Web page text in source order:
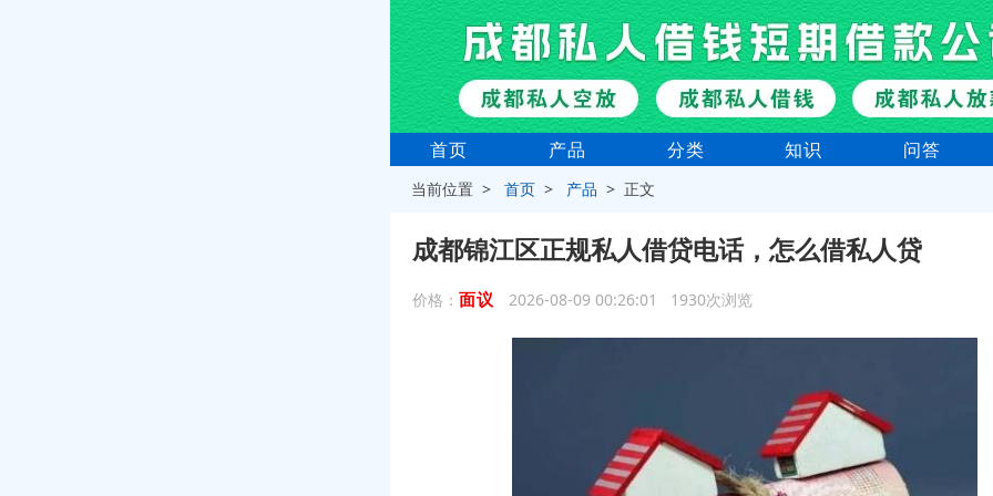
首页 产品 分类 知识 问答
当前位置 >首页 > 产品 > 正文
成都锦江区正规私人借贷电话，怎么借私人贷
价格： 面议 2026-08-09 00:26:01 1930次浏览